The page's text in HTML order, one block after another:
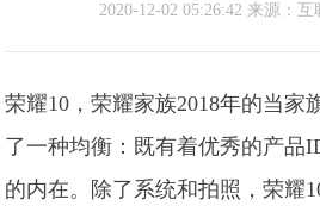
2020-12-02 05:26:42 来源：互
荣耀10，荣耀家族2018年的当家
了一种均衡：既有着优秀的产品
的内在。除了系统和拍照，荣耀